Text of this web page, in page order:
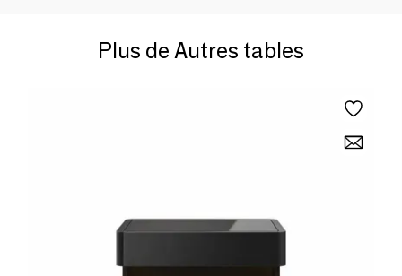
Plus de Autres tables